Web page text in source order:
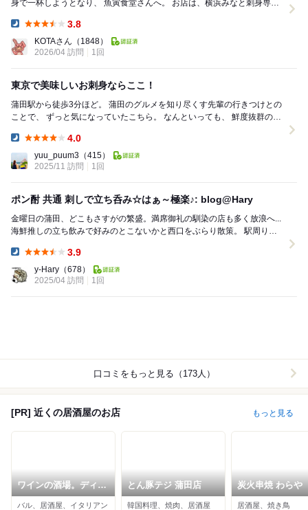
身で一杯しようとなり、 魚寅食堂さんへ。 お店は、横浜みなと刺身専門
3.8
KOTAさん （1848）
2026/04 訪問
1回
東京で美味しいお刺身ならここ！
蒲田駅から徒歩3分ほど。 蒲田のグルメを知り尽くす先輩の行きつけとの
ことで、 ずっと気になっていたこちら。 なんといっても、 鮮度抜群の魚
4.0
yuu_puum3 （415）
2025/11 訪問
1回
ポン酎 共通 刺しで立ち呑み☆はぁ～極楽♪: blog@Hary
金曜日の蒲田、どこもさすがの繁盛。満席御礼の馴染の店も多く放浪へ...
海鮮推しの立ち飲みで好みのとこないかと西口をぶらり散策。 駅周りか
3.9
y-Hary （678）
2025/04 訪問
1回
口コミをもっと見る（173人）
[PR] 近くの居酒屋のお店 もっと見る
ワインの酒場。ディプ
ント 蒲田店
バル、居酒屋、イタリアン
とん豚テジ 蒲田店
韓国料理、焼肉、居酒屋
炭火串焼 わらや
居酒屋、焼き鳥